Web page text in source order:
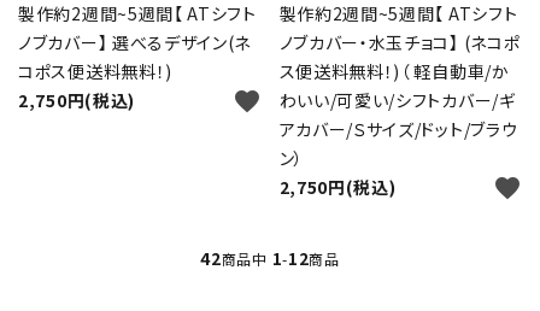
製作約2週間~5週間【 ATシフト
ノブカバー】 選べるデザイン(ネ
コポス便送料無料！)
2,750円(税込)
favorite
製作約2週間~5週間【 ATシフト
ノブカバー・水玉チョコ】 (ネコポ
ス便送料無料！)（ 軽自動車/か
わいい/可愛い/シフトカバー/ギ
アカバー/Ｓサイズ/ドット/ブラウ
ン）
2,750円(税込)
favorite
42商品中 1-12商品